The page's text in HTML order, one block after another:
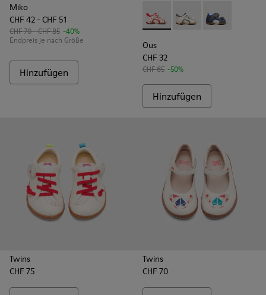
Miko
CHF 42 - CHF 51
CHF 70 - CHF 85 -40%
Endpreis je nach Größe
Hinzufügen
Ous - 80530-036 - Beige
Ous - 80530-031
Ous - 80530-
Ous
CHF 32
CHF 65 -50%
Hinzufügen
Twins
CHF 75
Twins
CHF 70